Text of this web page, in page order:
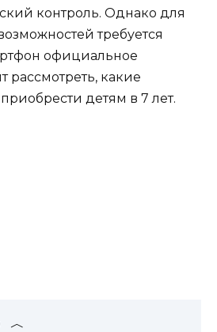
контроль. Однако для
требуется
официальное
рассмотреть, какие
детям в 7 лет.